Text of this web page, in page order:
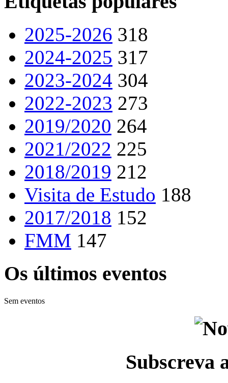
2025-2026 318
2024-2025 317
2023-2024 304
2022-2023 273
2019/2020 264
2021/2022 225
2018/2019 212
Visita de Estudo 188
2017/2018 152
FMM 147
Os últimos eventos
Sem eventos
Subscreva